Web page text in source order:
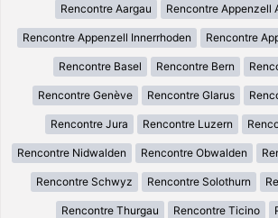
Rencontre Aargau Rencontre Appenzell
Rencontre Appenzell Innerrhoden Rencontre
Rencontre Basel Rencontre Bern
Rencontre Genève Rencontre Glarus
Rencontre Jura Rencontre Luzern
Rencontre Nidwalden Rencontre Obwalden
Rencontre Schwyz Rencontre Solothurn
Rencontre Thurgau Rencontre Ticino